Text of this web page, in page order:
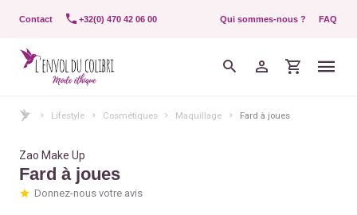
Contact +32(0) 470 42 06 00 Qui sommes-nous ? FAQ
Lifestyle Cosmétiques Maquillage Fard à joues
Zao Make Up
Fard à joues
Donnez-nous votre avis